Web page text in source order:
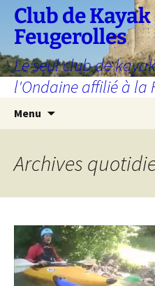
Aller
contenu
Club de
Feugerolles
Le seul club de
l'Ondaine affilié à la
Menu
Archives